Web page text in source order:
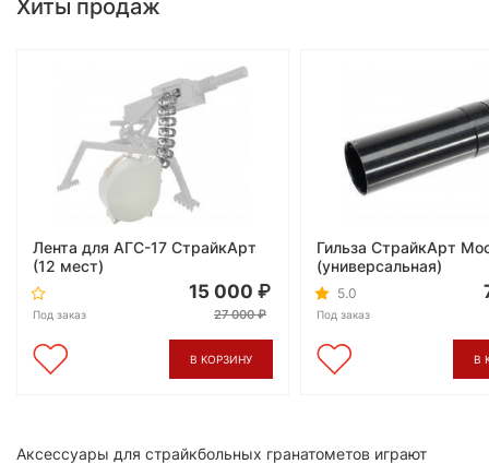
Хиты продаж
Лента для АГС-17 СтрайкАрт
(12 мест)
Под заказ
15 000
27 000
В КОРЗИНУ
Гильза СтрайкАрт
(универсальная)
5.0
Под заказ
В
Аксессуары для страйкбольных гранатометов играют